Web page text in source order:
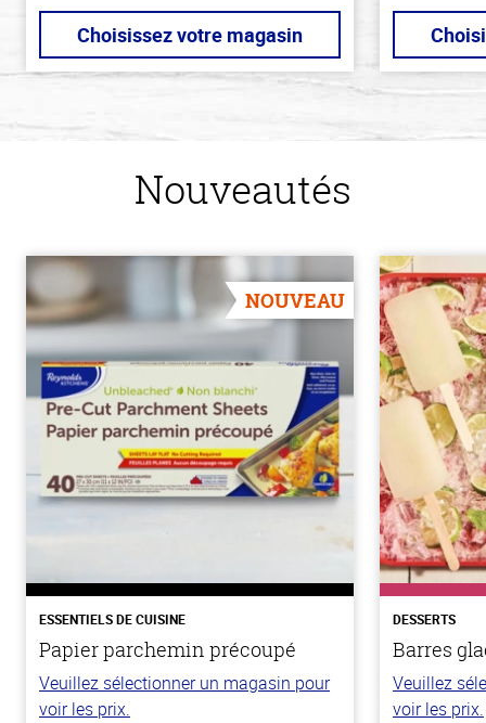
Choisissez votre magasin
Nouveautés
NOUVEAU
ESSENTIELS DE CUISINE
Papier parchemin précoupé
Veuillez sélectionner un magasin pour
voir les prix.
DESSERTS
Barres
Veuillez
voir les prix.